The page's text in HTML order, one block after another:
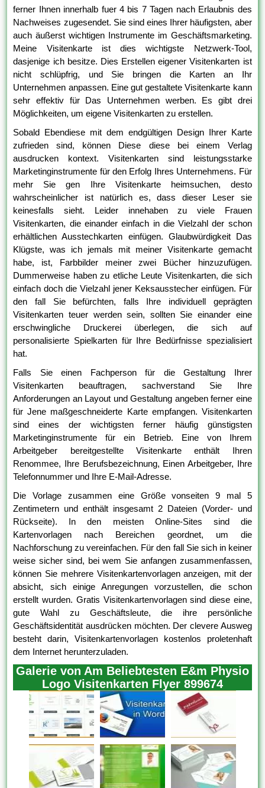
ferner Ihnen innerhalb fuer 4 bis 7 Tagen nach Erlaubnis des
Nachweises zugesendet. Sie sind eines Ihrer häufigsten, aber
auch äußerst wichtigen Instrumente im Geschäftsmarketing.
Meine Visitenkarte ist dies wichtigste Netzwerk-Tool,
dasjenige ich besitze. Dies Erstellen eigener Visitenkarten ist
nicht schlüpfrig, und Sie bringen die Karten an Ihr
Unternehmen anpassen. Eine gut gestaltete Visitenkarte kann
sehr effektiv für Das Unternehmen werben. Es gibt drei
Möglichkeiten, um eigene Visitenkarten zu erstellen.
Sobald Ebendiese mit dem endgültigen Design Ihrer Karte
zufrieden sind, können Diese diese bei einem Verlag
ausdrucken kontext. Visitenkarten sind leistungsstarke
Marketinginstrumente für den Erfolg Ihres Unternehmens. Für
mehr Sie gen Ihre Visitenkarte heimsuchen, desto
wahrscheinlicher ist natürlich es, dass dieser Leser sie
keinesfalls sieht. Leider innehaben zu viele Frauen
Visitenkarten, die einander einfach in die Vielzahl der schon
erhältlichen Ausstechkarten einfügen. Glaubwürdigkeit Das
Klügste, was ich jemals mit meiner Visitenkarte gemacht
habe, ist, Farbbilder meiner zwei Bücher hinzuzufügen.
Dummerweise haben zu etliche Leute Visitenkarten, die sich
einfach doch die Vielzahl jener Keksausstecher einfügen. Für
den fall Sie befürchten, falls Ihre individuell geprägten
Visitenkarten teuer werden sein, sollten Sie einander eine
erschwingliche Druckerei überlegen, die sich auf
personalisierte Spielkarten für Ihre Bedürfnisse spezialisiert
hat.
Falls Sie einen Fachperson für die Gestaltung Ihrer
Visitenkarten beauftragen, sachverstand Sie Ihre
Anforderungen an Layout und Gestaltung angeben ferner eine
für Jene maßgeschneiderte Karte empfangen. Visitenkarten
sind eines der wichtigsten ferner häufig günstigsten
Marketinginstrumente für ein Betrieb. Eine von Ihrem
Arbeitgeber bereitgestellte Visitenkarte enthält Ihren
Renommee, Ihre Berufsbezeichnung, Einen Arbeitgeber, Ihre
Telefonnummer und Ihre E-Mail-Adresse.
Die Vorlage zusammen eine Größe vonseiten 9 mal 5
Zentimetern und enthält insgesamt 2 Dateien (Vorder- und
Rückseite). In den meisten Online-Sites sind die
Kartenvorlagen nach Bereichen geordnet, um die
Nachforschung zu vereinfachen. Für den fall Sie sich in keiner
weise sicher sind, bei wem Sie anfangen zusammenfassen,
können Sie mehrere Visitenkartenvorlagen anzeigen, mit der
absicht, sich einige Anregungen vorzustellen, die schon
erstellt wurden. Gratis Visitenkartenvorlagen sind diese eine,
gute Wahl zu Geschäftsleute, die ihre persönliche
Geschäftsidentität ausdrücken möchten. Der clevere Ausweg
besteht darin, Visitenkartenvorlagen kostenlos proletenhaft
dem Internet herunterzuladen.
Galerie von Am Beliebtesten E&m Physio
Logo Visitenkarten Flyer 899674